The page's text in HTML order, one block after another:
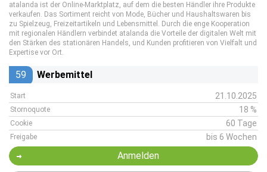
atalanda ist der Online-Marktplatz, auf dem die besten Händler ihre Produkte
verkaufen. Das Sortiment reicht von Mode, Bücher und Haushaltswaren bis
zu Spielzeug, Freizeitartikeln und Lebensmittel. Durch die enge Kooperation
mit regionalen Händlern verbindet atalanda die Vorteile der digitalen Welt mit
den Stärken des stationären Handels, und Kunden profitieren von Vielfalt und
Expertise vor Ort.
59 Werbemittel
Start 21.10.2025
Stornoquote 18 %
Cookie 60 Tage
Freigabe bis 6 Wochen
Anmelden